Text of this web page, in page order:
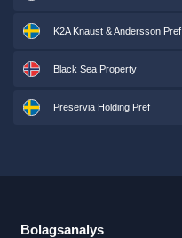
K2A Knaust & Andersson Pref
Black Sea Property
Preservia Holding Pref
Bolagsanalys